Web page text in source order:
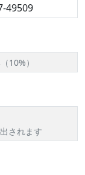
49509
10%）
されます